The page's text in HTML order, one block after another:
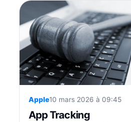
Apple10 mars 2026 à 09:45
App Tracking